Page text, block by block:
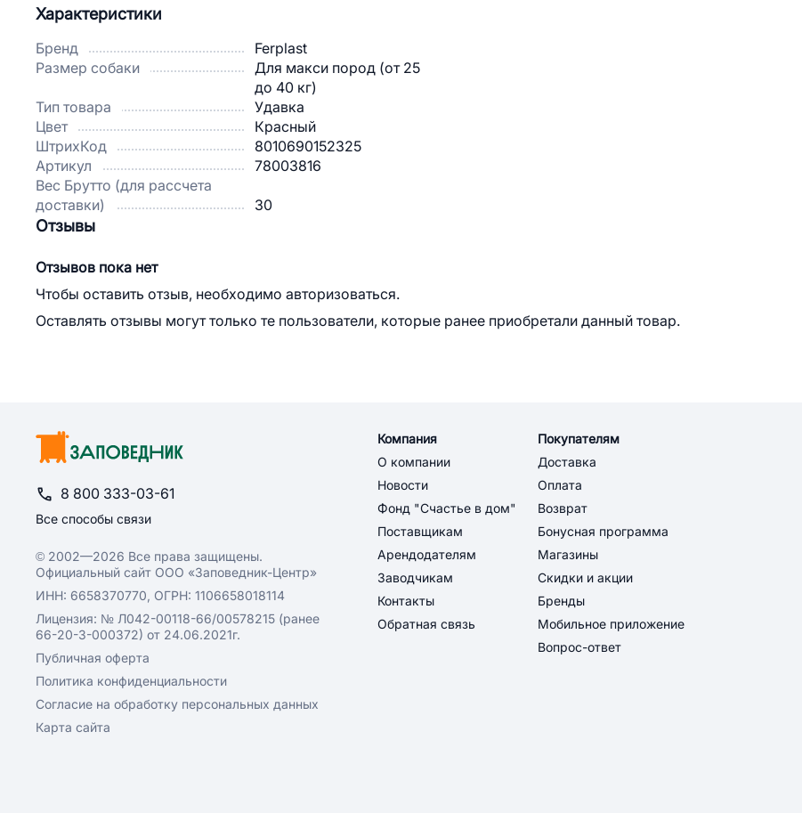
Характеристики
Бренд
Ferplast
Размер собаки
Для макси пород (от 25
до 40 кг)
Тип товара
Удавка
Цвет
Красный
ШтрихКод
8010690152325
Артикул
78003816
Вес Брутто (для рассчета
доставки)
30
Отзывы
Отзывов пока нет
Чтобы оставить отзыв, необходимо авторизоваться.
Оставлять отзывы могут только те пользователи, которые ранее приобретали данный товар.
8 800 333-03-61
Все способы связи
© 2002—2026 Все права защищены.
Официальный сайт ООО «Заповедник-Центр»
ИНН: 6658370770, ОГРН: 1106658018114
Лицензия: № Л042-00118-66/00578215 (ранее
66-20-3-000372) от 24.06.2021г.
Публичная оферта
Политика конфиденциальности
Согласие на обработку персональных данных
Карта сайта
Компания
О компании
Новости
Фонд "Счастье в дом"
Поставщикам
Арендодателям
Заводчикам
Контакты
Обратная связь
Покупателям
Доставка
Оплата
Возврат
Бонусная программа
Магазины
Скидки и акции
Бренды
Мобильное приложение
Вопрос-ответ